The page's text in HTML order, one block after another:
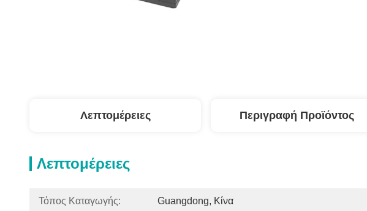
Λεπτομέρειες Περιγραφή Προϊόντος
Λεπτομέρειες
Τόπος Καταγωγής: Guangdong, Κίνα